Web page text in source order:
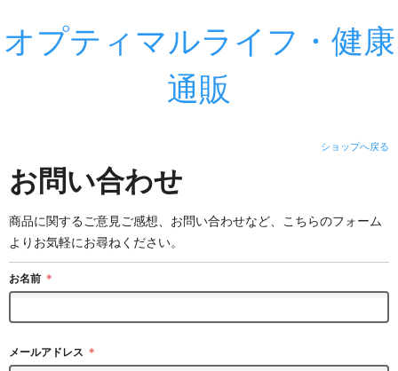
オプティマルライフ・健康
通販
ショップへ戻る
お問い合わせ
商品に関するご意見ご感想、お問い合わせなど、こちらのフォーム
よりお気軽にお尋ねください。
お名前 ＊
メールアドレス ＊